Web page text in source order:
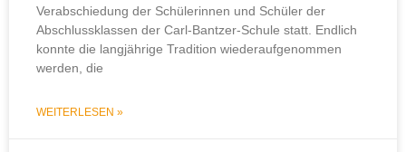
Verabschiedung der Schülerinnen und Schüler der
Abschlussklassen der Carl-Bantzer-Schule statt. Endlich
konnte die langjährige Tradition wiederaufgenommen
werden, die
WEITERLESEN »